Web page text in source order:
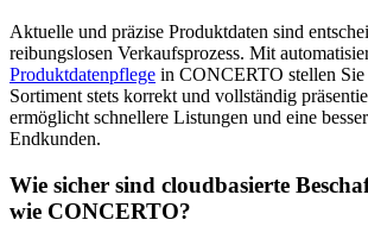
Aktuelle und präzise Produktdaten sind
reibungslosen Verkaufsprozess. Mit
Produktdatenpflege in CONCERTO stellen Sie
Sortiment stets korrekt und vollständig
ermöglicht schnellere Listungen und eine
Endkunden.
Wie sicher sind cloudbasierte
wie CONCERTO?